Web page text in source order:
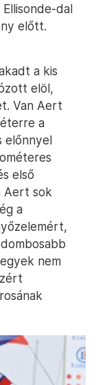
Ellisonde-dal
előtt.
a kis
elöl,
Van Aert
a
előnnyel
első
Aert sok
a
nem